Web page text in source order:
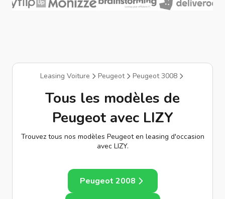
Leasing Voiture Peugeot Peugeot 3008
Tous les modèles de
Peugeot avec LIZY
Trouvez tous nos modèles Peugeot en leasing d'occasion
avec LIZY.
Peugeot 2008